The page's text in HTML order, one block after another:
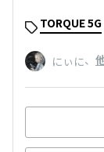
TORQUE 5G
にぃに、